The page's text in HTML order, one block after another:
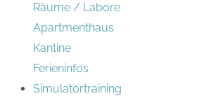
Räume / Labore
Apartmenthaus
Kantine
Ferieninfos
Simulatortraining